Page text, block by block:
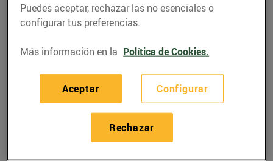
RECETAS
Recepta d'enfilalls de
pollastre al iogurt
Puedes aceptar, rechazar las no esenciales o
configurar tus preferencias.
Más información en la Política de Cookies.
Configurar
Rechazar
Aceptar